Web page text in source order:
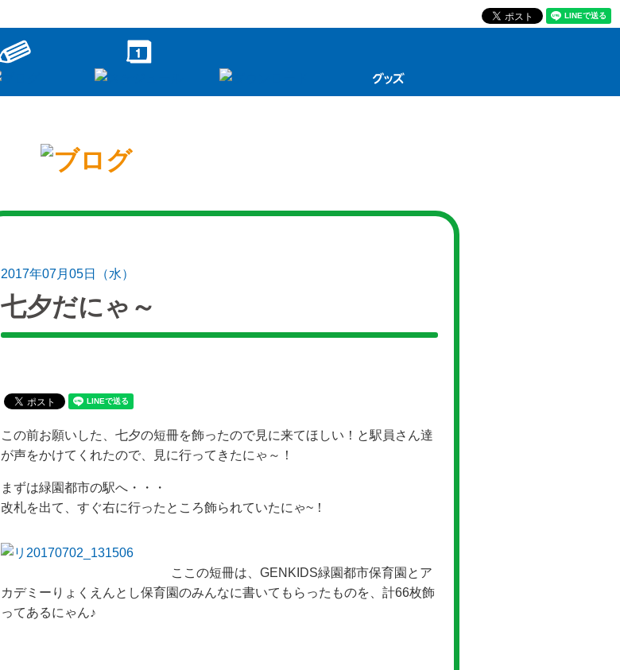
2017年07月05日（水）
七夕だにゃ～
この前お願いした、七夕の短冊を飾ったので見に来てほしい！と駅員さん達
が声をかけてくれたので、見に行ってきたにゃ～！
まずは緑園都市の駅へ・・・
改札を出て、すぐ右に行ったところ飾られていたにゃ~！
ここの短冊は、GENKIDS緑園都市保育園とア
カデミーりょくえんとし保育園のみんなに書いてもらったものを、計66枚飾
ってあるにゃん♪